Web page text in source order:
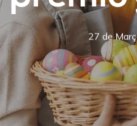
27 de